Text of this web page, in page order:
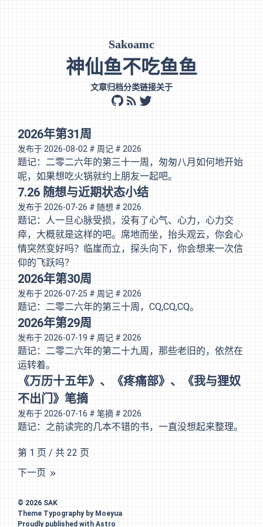
Sakoamc
神仙鱼不吃鱼鱼
文章归档分类链接关于
github
rss twitter
2026年第31周
发布于 2026-08-02 # 周记 # 2026
题记：二零二六年的第三十一周，匆匆八月如何地开始
呢，如果想吃火锅就约上朋友一起吧。
7.26 随想与近期状态小结
发布于 2026-07-26 # 随想 # 2026
题记：人一旦心脉受损，没有了心气、心力，心力交
瘁，大概就是这样的吧。席地而坐，抬头观云，你会心
情突然变好吗？临崖而立，探头向下，你会想来一次信
仰的飞跃吗？
2026年第30周
发布于 2026-07-25 # 周记 # 2026
题记：二零二六年的第三十周，CQ,CQ,CQ。
2026年第29周
发布于 2026-07-19 # 周记 # 2026
题记：二零二六年的第二十九周，那些老旧的，依然在
运转着。
《万历十五年》、《疼痛部》、《我与狸奴
不出门》笔摘
发布于 2026-07-16 # 笔摘 # 2026
题记：之前读完的几本不错的书，一直没想起来整理。
第 1 页 / 共 22 页
下一页
© 2026 SAK
Theme Typographyby Moeyua
Proudly published with Astro